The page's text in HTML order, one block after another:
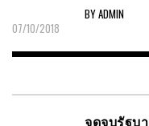
BY ADMIN
07/10/2018
จุดจบรัฐบ